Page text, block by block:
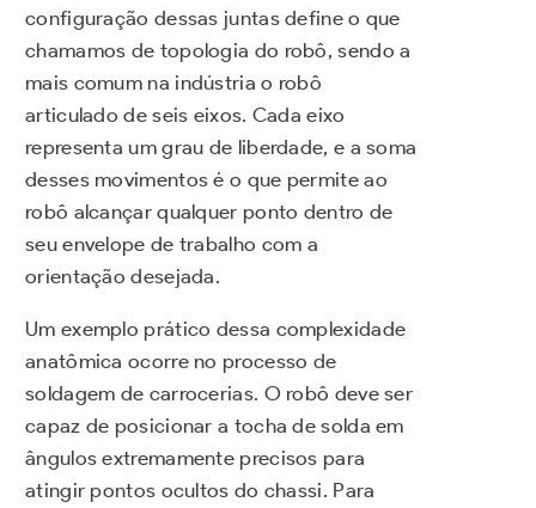
configuração dessas juntas define o que
chamamos de topologia do robô, sendo a
mais comum na indústria o robô
articulado de seis eixos. Cada eixo
representa um grau de liberdade, e a soma
desses movimentos é o que permite ao
robô alcançar qualquer ponto dentro de
seu envelope de trabalho com a
orientação desejada.
Um exemplo prático dessa complexidade
anatômica ocorre no processo de
soldagem de carrocerias. O robô deve ser
capaz de posicionar a tocha de solda em
ângulos extremamente precisos para
atingir pontos ocultos do chassi. Para